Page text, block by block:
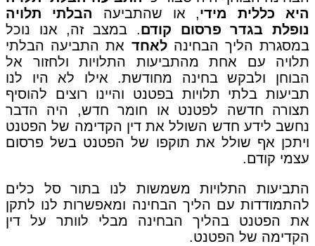
היא כללית מידי, או שהתביעה הבלתי תלויה
נופלת בגדר פרסום קודם. במצב זה, אנו נוכל
במסגרת הליך הבחינהלאחד את התביעה הבלתי
תלויה עם אחת מהתביעות התלויות ולחזור אל
הבוחן ולבקש בחינה מחודשת. אילו לא היו לנו
תביעות בלתי תלויות בפטנט והיינו רוצים להוסיף
תצורה חדשה לפטנט או חומר חדש, היה הדבר
נחשב לידע חדש השולל את דין הקדימה של הפטנט
ויתכן אף שולל את תוקפו של הפטנט בשל פרסום
עצמי קודם.
התביעות התלויות משמשות לנו בתור סל כלים
להתמודדות עם הליך הבחינה ומאפשרות לנו לתקן
את הפטנט בהליך הבחינה מבלי לוותר על דין
הקדימה של הפטנט.